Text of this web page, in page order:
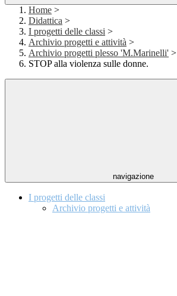
Home >
Didattica >
I progetti delle classi >
Archivio progetti e attività >
Archivio progetti plesso 'M.Marinelli' >
STOP alla violenza sulle donne.
navigazione
I progetti delle classi
Archivio progetti e attività